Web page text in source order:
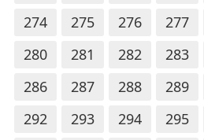
274
275 276 277
280
281 282 283
286
287 288 289
292
293 294 295